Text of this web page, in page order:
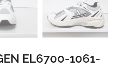
EL6700-1061-